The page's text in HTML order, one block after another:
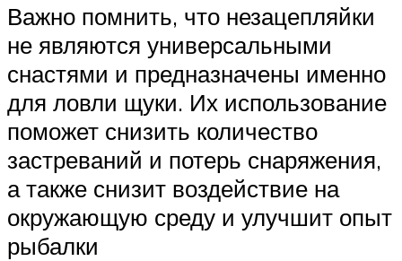
Важно помнить, что незацепляйки
не являются универсальными
снастями и предназначены именно
для ловли щуки. Их использование
поможет снизить количество
застреваний и потерь снаряжения,
а также снизит воздействие на
окружающую среду и улучшит опыт
рыбалки